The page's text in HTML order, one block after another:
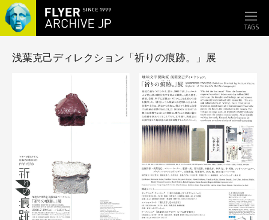
浅葉克己ディレクション「祈りの痕跡。」展
TAGS